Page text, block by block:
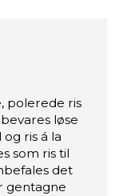
polerede ris
løse
ris á la
som ris til
det
gentagne